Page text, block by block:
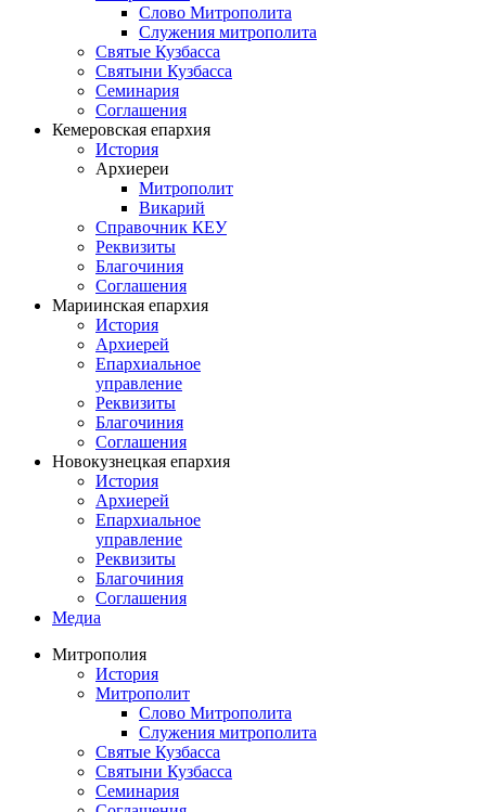
Слово Митрополита
Служения митрополита
Святые Кузбасса
Святыни Кузбасса
Семинария
Соглашения
Кемеровская епархия
История
Архиереи
Митрополит
Викарий
Справочник КЕУ
Реквизиты
Благочиния
Соглашения
Мариинская епархия
История
Архиерей
Епархиальное
управление
Реквизиты
Благочиния
Соглашения
Новокузнецкая епархия
История
Архиерей
Епархиальное
управление
Реквизиты
Благочиния
Соглашения
Медиа
Митрополия
История
Митрополит
Слово Митрополита
Служения митрополита
Святые Кузбасса
Святыни Кузбасса
Семинария